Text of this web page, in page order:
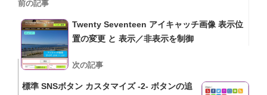
稿
ナ
ビ
ゲ
過
去
の
投
稿
前の記事
Twenty Seventeen アイキャッチ画像 表示位
置の変更 と 表示／非表示を制御
次
次の記事
標準 SNSボタン カスタマイズ -2- ボタンの追